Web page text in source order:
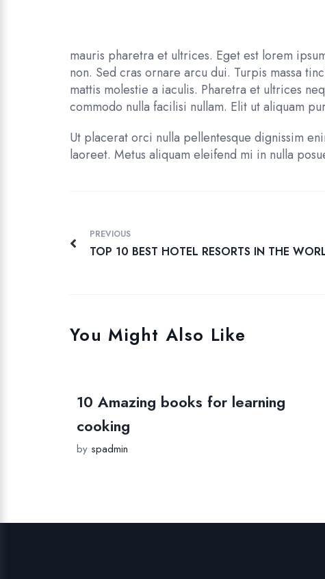
mauris pharetra et ultrices. Eget est lorem
non. Sed cras ornare arcu dui. Turpis massa
mattis molestie a iaculis. Pharetra et ultrices
commodo nulla facilisi nullam. Elit ut aliquam
Ut placerat orci nulla pellentesque dignissim
laoreet. Metus aliquam eleifend mi in nulla
PREVIOUS
TOP 10 BEST HOTEL RESORTS IN THE
You Might Also Like
10 Amazing books for learning
cooking
by spadmin